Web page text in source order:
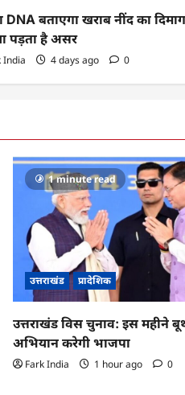
बताएगा खराब नींद का
पड़ता है असर
India 4 days ago 0
1 minute read
उत्तराखंड प्रादेशिक
उत्तराखंड विस चुनाव: इस महीने
अभियान करेगी भाजपा
Fark India 1 hour ago 0